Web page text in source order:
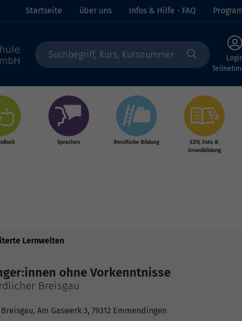
Startseite über uns Infos & Hilfe - FAQ
Sprachen Berufliche Bildung
EDV, Foto &
Grundbildung
Lernwelten
ohne Vorkenntnisse
Breisgau
Am Gaswerk 3, 79312 Emmendingen